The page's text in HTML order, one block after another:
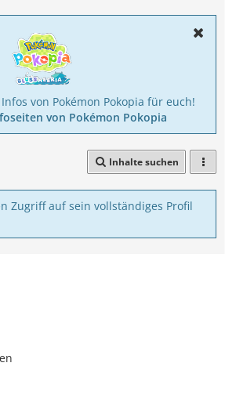
von Pokémon Pokopia für euch!
von Pokémon Pokopia
Inhalte suchen
Zugriff auf sein vollständiges Profil